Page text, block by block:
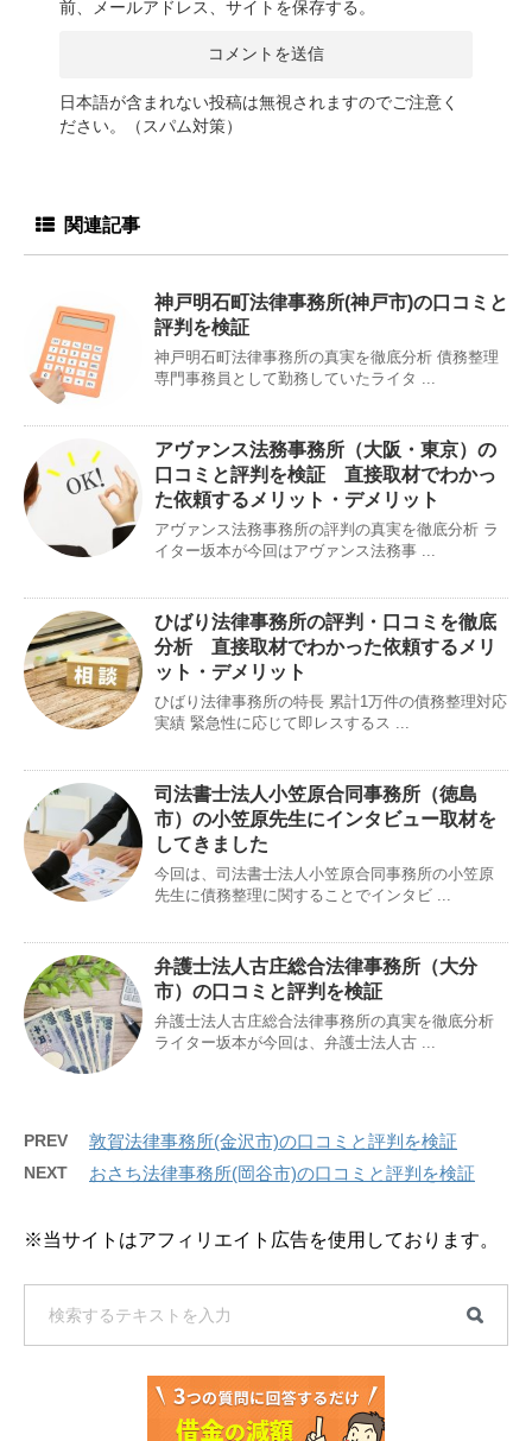
前、メールアドレス、サイトを保存する。
日本語が含まれない投稿は無視されますのでご注意く
ださい。（スパム対策）
関連記事
神戸明石町法律事務所(神戸市)の口コミと
評判を検証
神戸明石町法律事務所の真実を徹底分析 債務整理
専門事務員として勤務していたライタ ...
アヴァンス法務事務所（大阪・東京）の
口コミと評判を検証 直接取材でわかっ
た依頼するメリット・デメリット
アヴァンス法務事務所の評判の真実を徹底分析 ラ
イター坂本が今回はアヴァンス法務事 ...
ひばり法律事務所の評判・口コミを徹底
分析 直接取材でわかった依頼するメリ
ット・デメリット
ひばり法律事務所の特長 累計1万件の債務整理対応
実績 緊急性に応じて即レスするス ...
司法書士法人小笠原合同事務所（徳島
市）の小笠原先生にインタビュー取材を
してきました
今回は、司法書士法人小笠原合同事務所の小笠原
先生に債務整理に関することでインタビ ...
弁護士法人古庄総合法律事務所（大分
市）の口コミと評判を検証
弁護士法人古庄総合法律事務所の真実を徹底分析
ライター坂本が今回は、弁護士法人古 ...
PREV 敦賀法律事務所(金沢市)の口コミと評判を検証
NEXT おさち法律事務所(岡谷市)の口コミと評判を検証
※当サイトはアフィリエイト広告を使用しております。